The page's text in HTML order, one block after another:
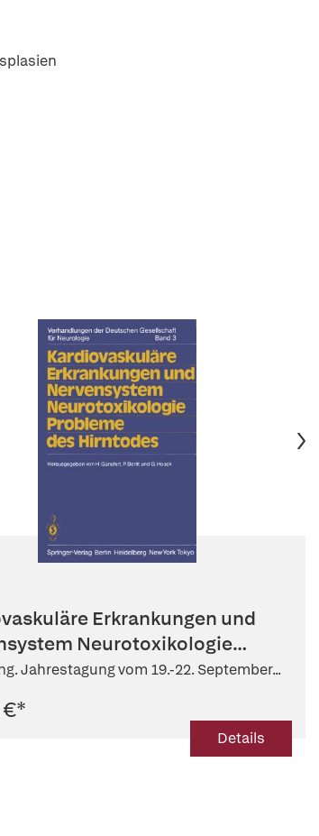
Erkrankungen und
Neurotoxikologie
Jahrestagung vom 19.-22. September...
*
Details